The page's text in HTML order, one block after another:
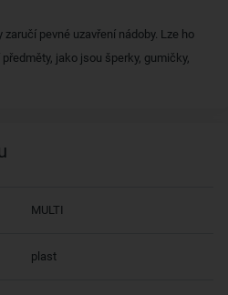
pevné uzavření nádoby. Lze ho
jako jsou šperky, gumičky,
MULTI
plast